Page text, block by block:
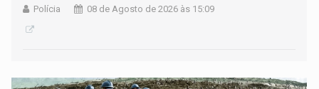
Polícia 08 de Agosto de 2026 às 15:09